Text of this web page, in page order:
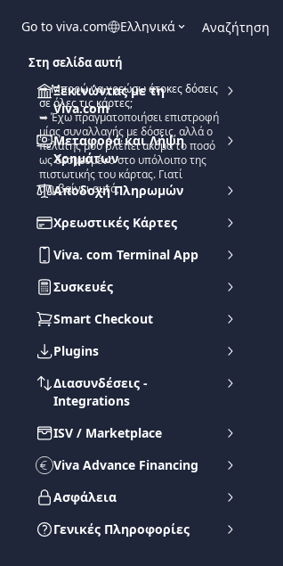
Go to viva.com Ελληνικά Αναζήτηση
Ξεκινώντας με τη
Viva.com
Μεταφορά και Λήψη
Χρημάτων
Αποδοχή Πληρωμών
Χρεωστικές Κάρτες
Viva. com Terminal App
Συσκευές
Smart Checkout
Plugins
Διασυνδέσεις -
Integrations
ISV / Marketplace
Viva Advance Financing
Ασφάλεια
Γενικές Πληροφορίες
Στη σελίδα αυτή
➥ Μπορώ να χρεώσω άτοκες δόσεις
σε όλες τις κάρτες;
➥ Έχω πραγματοποιήσει επιστροφή
μίας συναλλαγής με δόσεις, αλλά ο
πελάτης μου βλέπει ακόμα το ποσό
ως δεσμευμένο στο υπόλοιπο της
πιστωτικής του κάρτας. Γιατί
συμβαίνει αυτό;